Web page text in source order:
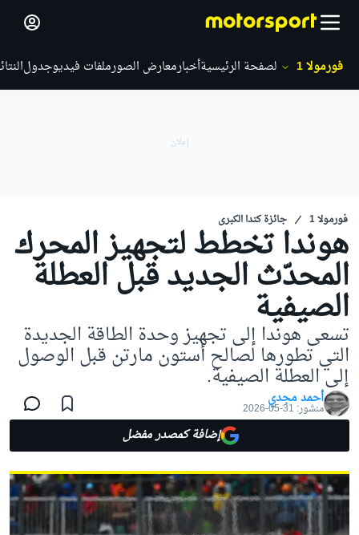
فورمولا 1 الصفحة الرئيسيةأخبارمعارض الصورملفات فيديوجدول
فورمولا 1 جائزة كندا الكبرى
هوندا تخطط لتجهيز المحرك
المحدّث الجديد قبل العطلة
الصيفية
تسعى هوندا إلى تجهيز وحدة الطاقة الجديدة
التي تطورها لصالح أستون مارتن قبل الوصول
إلى العطلة الصيفية.
أحمد مجدي
منشور: 31-05-2026
إضافة كمصدر مفضل